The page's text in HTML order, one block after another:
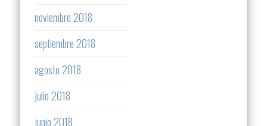
noviembre 2018
septiembre 2018
agosto 2018
julio 2018
junio 2018